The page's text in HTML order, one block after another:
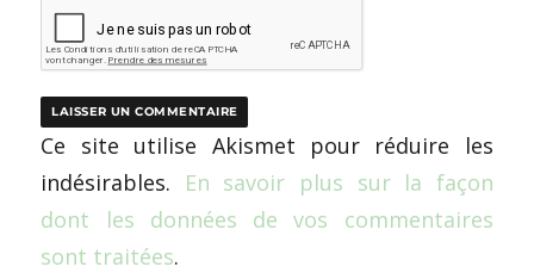
Ce site utilise Akismet pour réduire les
indésirables. En savoir plus sur la façon
dont les données de vos commentaires
sont traitées.